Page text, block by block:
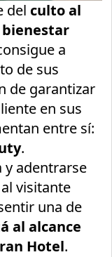
del culto al
a
de sus
de garantizar
en sus
entre sí:
.
y adentrarse
visitante
una de
al alcance
Hotel.